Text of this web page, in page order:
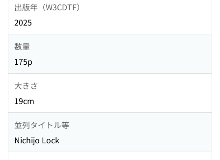
出版年（W3CDTF）
2025
数量
175p
大きさ
19cm
並列タイトル等
Nichijo Lock